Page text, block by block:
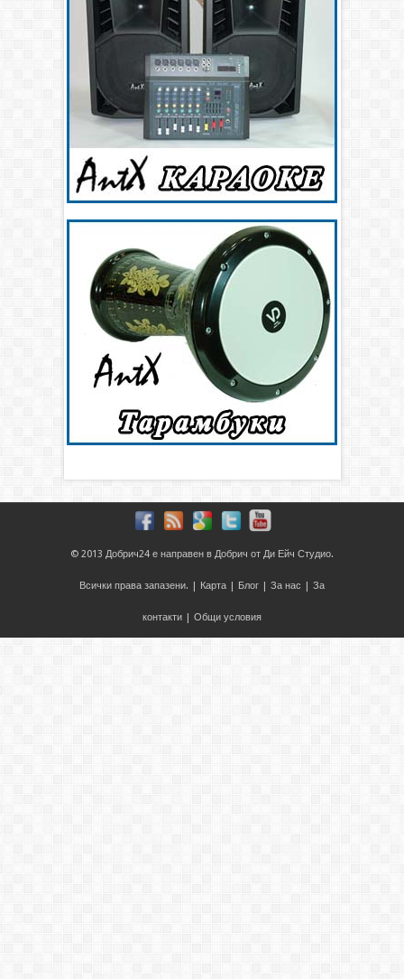
© 2013 Добрич24 е направен в Добрич от Ди Ейч Студио.
Всички права запазени. | Карта Блог За нас За
контакти Общи условия